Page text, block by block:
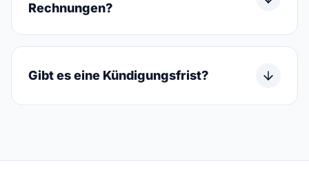
Rechnungen?
Gibt es eine Kündigungsfrist?